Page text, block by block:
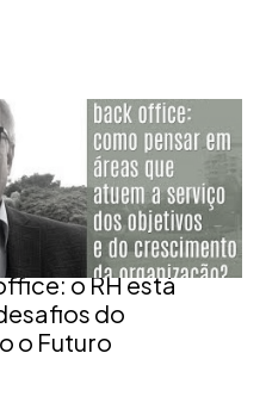
o RH está
do
o Futuro